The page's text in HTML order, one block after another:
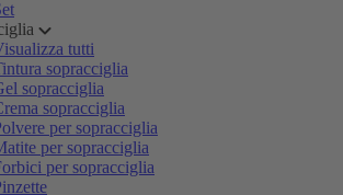
tutti
sopracciglia
sopracciglia
sopracciglia
per sopracciglia
per sopracciglia
per sopracciglia